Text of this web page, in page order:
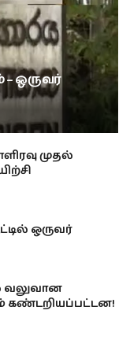
ஒருவர்
முதல்
ஒருவர்
வலுவான
கண்டறியப்பட்டன!